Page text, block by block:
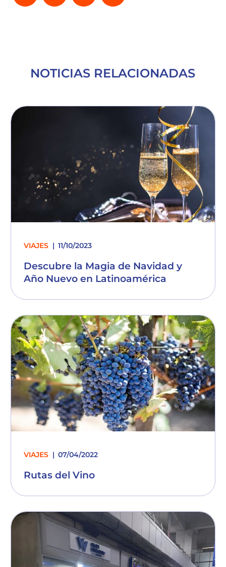
NOTICIAS RELACIONADAS
VIAJES 11/10/2023
Descubre la Magia de Navidad y
Año Nuevo en Latinoamérica
VIAJES 07/04/2022
Rutas del Vino